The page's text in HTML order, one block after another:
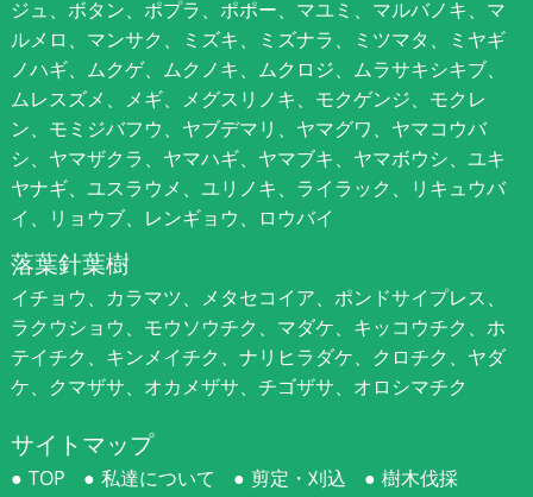
ジュ、ボタン、ポプラ、ポポー、マユミ、マルバノキ、マ
ルメロ、マンサク、ミズキ、ミズナラ、ミツマタ、ミヤギ
ノハギ、ムクゲ、ムクノキ、ムクロジ、ムラサキシキブ、
ムレスズメ、メギ、メグスリノキ、モクゲンジ、モクレ
ン、モミジバフウ、ヤブデマリ、ヤマグワ、ヤマコウバ
シ、ヤマザクラ、ヤマハギ、ヤマブキ、ヤマボウシ、ユキ
ヤナギ、ユスラウメ、ユリノキ、ライラック、リキュウバ
イ、リョウブ、レンギョウ、ロウバイ
落葉針葉樹
イチョウ、カラマツ、メタセコイア、ポンドサイプレス、
ラクウショウ、モウソウチク、マダケ、キッコウチク、ホ
テイチク、キンメイチク、ナリヒラダケ、クロチク、ヤダ
ケ、クマザサ、オカメザサ、チゴザサ、オロシマチク
サイトマップ
TOP 私達について 剪定・刈込
樹木伐採